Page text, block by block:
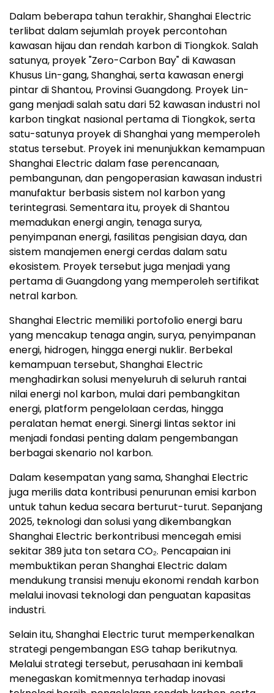
Dalam beberapa tahun terakhir, Shanghai Electric
terlibat dalam sejumlah proyek percontohan
kawasan hijau dan rendah karbon di Tiongkok. Salah
satunya, proyek "Zero-Carbon Bay" di Kawasan
Khusus Lin-gang, Shanghai, serta kawasan energi
pintar di Shantou, Provinsi Guangdong. Proyek Lin-
gang menjadi salah satu dari 52 kawasan industri nol
karbon tingkat nasional pertama di Tiongkok, serta
satu-satunya proyek di Shanghai yang memperoleh
status tersebut. Proyek ini menunjukkan kemampuan
Shanghai Electric dalam fase perencanaan,
pembangunan, dan pengoperasian kawasan industri
manufaktur berbasis sistem nol karbon yang
terintegrasi. Sementara itu, proyek di Shantou
memadukan energi angin, tenaga surya,
penyimpanan energi, fasilitas pengisian daya, dan
sistem manajemen energi cerdas dalam satu
ekosistem. Proyek tersebut juga menjadi yang
pertama di Guangdong yang memperoleh sertifikat
netral karbon.
Shanghai Electric memiliki portofolio energi baru
yang mencakup tenaga angin, surya, penyimpanan
energi, hidrogen, hingga energi nuklir. Berbekal
kemampuan tersebut, Shanghai Electric
menghadirkan solusi menyeluruh di seluruh rantai
nilai energi nol karbon, mulai dari pembangkitan
energi, platform pengelolaan cerdas, hingga
peralatan hemat energi. Sinergi lintas sektor ini
menjadi fondasi penting dalam pengembangan
berbagai skenario nol karbon.
Dalam kesempatan yang sama, Shanghai Electric
juga merilis data kontribusi penurunan emisi karbon
untuk tahun kedua secara berturut-turut. Sepanjang
2025, teknologi dan solusi yang dikembangkan
Shanghai Electric berkontribusi mencegah emisi
sekitar 389 juta ton setara CO₂. Pencapaian ini
membuktikan peran Shanghai Electric dalam
mendukung transisi menuju ekonomi rendah karbon
melalui inovasi teknologi dan penguatan kapasitas
industri.
Selain itu, Shanghai Electric turut memperkenalkan
strategi pengembangan ESG tahap berikutnya.
Melalui strategi tersebut, perusahaan ini kembali
menegaskan komitmennya terhadap inovasi